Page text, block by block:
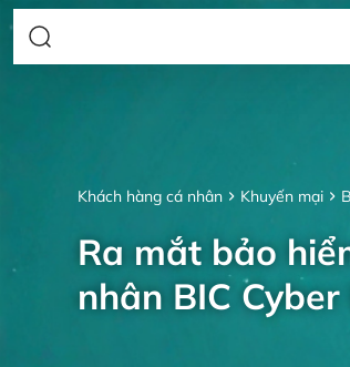
Khách hàng cá nhân Khuyến mại
Ra mắt bảo
nhân BIC Cyber